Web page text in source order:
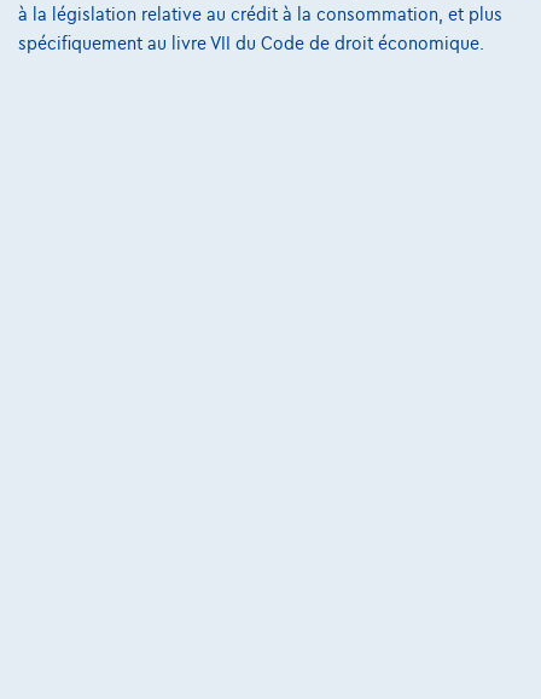
Découvrez l’exemple chiffré complet
à la législation relative au crédit à la consommation, et plus
spécifiquement au livre VII du Code de droit économique.